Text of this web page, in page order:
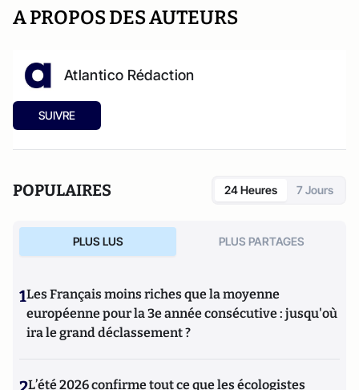
A PROPOS DES AUTEURS
Atlantico Rédaction
SUIVRE
POPULAIRES 24 Heures 7 Jours
PLUS LUS PLUS PARTAGES
1Les Français moins riches que la moyenne
européenne pour la 3e année consécutive : jusqu'où
ira le grand déclassement ?
L’été 2026 confirme tout ce que les écologistes